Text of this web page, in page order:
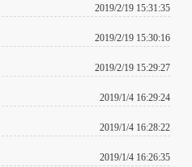
2019/2/19 15:31:35
2019/2/19 15:30:16
2019/2/19 15:29:27
2019/1/4 16:29:24
2019/1/4 16:28:22
2019/1/4 16:26:35